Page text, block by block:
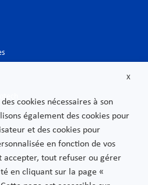
X
cookies nécessaires à son
également des cookies pour
et des cookies pour
en fonction de vos
accepter, tout refuser ou gérer
en cliquant sur la page «